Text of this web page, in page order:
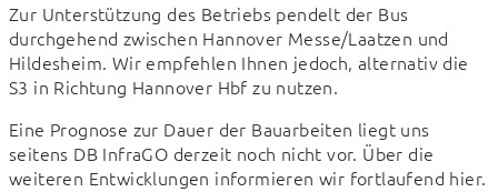
Zur Unterstützung des Betriebs pendelt der Bus
durchgehend zwischen Hannover Messe/Laatzen und
Hildesheim. Wir empfehlen Ihnen jedoch, alternativ die
S3 in Richtung Hannover Hbf zu nutzen.
Eine Prognose zur Dauer der Bauarbeiten liegt uns
seitens DB InfraGO derzeit noch nicht vor. Über die
weiteren Entwicklungen informieren wir fortlaufend hier.